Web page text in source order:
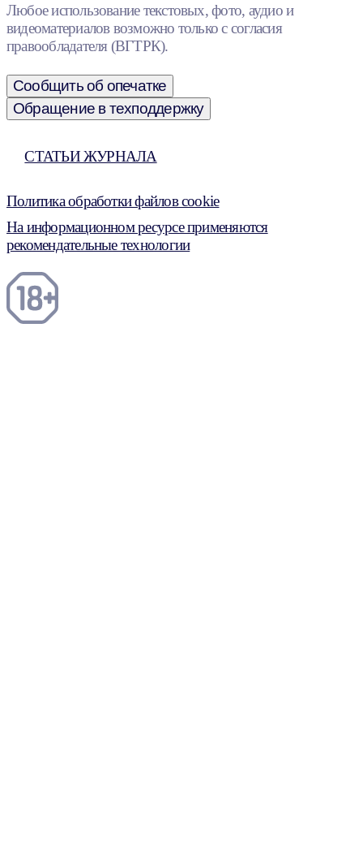
Любое использование текстовых, фото, аудио и
видеоматериалов возможно только с согласия
правообладателя (ВГТРК).
Сообщить об опечатке
Обращение в техподдержку
СТАТЬИ ЖУРНАЛА
Политика обработки файлов cookie
На информационном ресурсе применяются
рекомендательные технологии